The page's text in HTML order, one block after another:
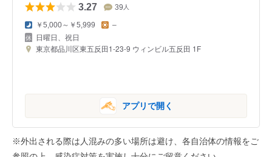
3.27 39 人
￥5,000～￥5,999 –
日曜日、祝日
東京都品川区東五反田1-23-9 ウィンビル五反田 1F
アプリで開く
※外出される際は人混みの多い場所は避け、各自治体の情報をご